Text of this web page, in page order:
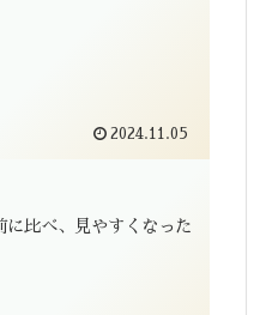
2024.11.05
比べ、見やすくなった